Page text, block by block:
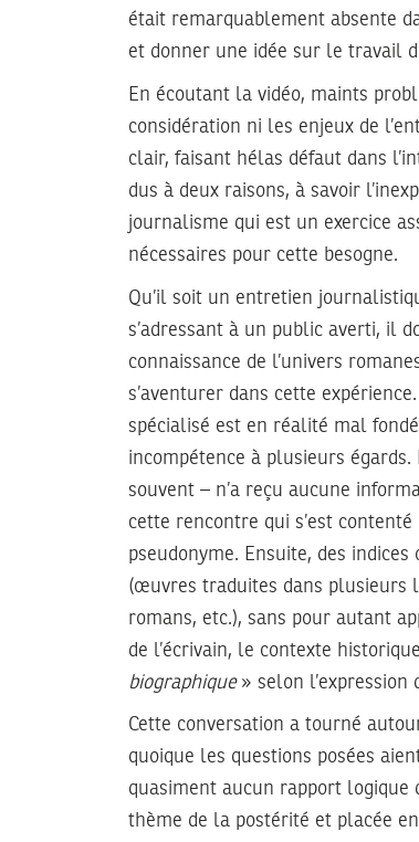
était remarquablement absente
et donner une idée sur le travail
En écoutant la vidéo, maints
considération ni les enjeux de
clair, faisant hélas défaut dans
dus à deux raisons, à savoir
journalisme qui est un exercice
nécessaires pour cette besogne.
Qu’il soit un entretien
s’adressant à un public averti, il
connaissance de l’univers
s’aventurer dans cette
spécialisé est en réalité mal
incompétence à plusieurs égards.
souvent – n’a reçu aucune
cette rencontre qui s’est
pseudonyme. Ensuite, des
(œuvres traduites dans plusieurs
romans, etc.), sans pour autant
de l’écrivain, le contexte
biographique» selon l’expression
Cette conversation a tourné
quoique les questions posées
quasiment aucun rapport logique
thème de la postérité et placée